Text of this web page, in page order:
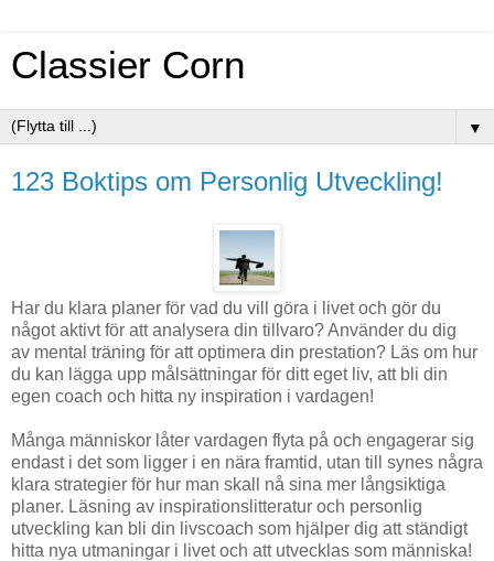
Classier Corn
▼
123 Boktips om Personlig Utveckling!
Har du klara planer för vad du vill göra i livet och gör du
något aktivt för att analysera din tillvaro? Använder du dig
av mental träning för att optimera din prestation? Läs om hur
du kan lägga upp målsättningar för ditt eget liv, att bli din
egen coach och hitta ny inspiration i vardagen!
Många människor låter vardagen flyta på och engagerar sig
endast i det som ligger i en nära framtid, utan till synes några
klara strategier för hur man skall nå sina mer långsiktiga
planer. Läsning av inspirationslitteratur och personlig
utveckling kan bli din livscoach som hjälper dig att ständigt
hitta nya utmaningar i livet och att utvecklas som människa!